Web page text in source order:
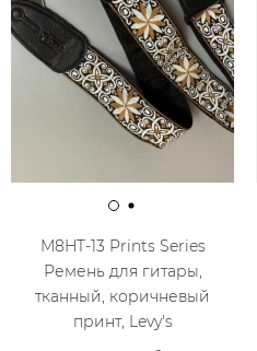
M8HT-13 Prints Series
Ремень для гитары,
тканный, коричневый
принт, Levy's